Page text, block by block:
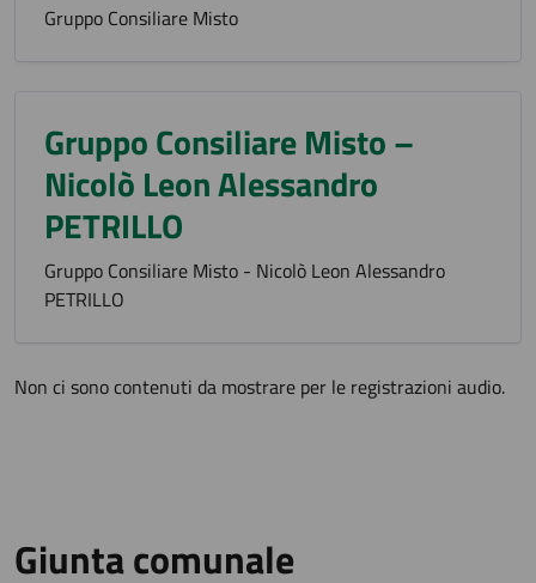
Gruppo Consiliare Misto
Gruppo Consiliare Misto –
Nicolò Leon Alessandro
PETRILLO
Gruppo Consiliare Misto - Nicolò Leon Alessandro
PETRILLO
Non ci sono contenuti da mostrare per le registrazioni audio.
Giunta comunale